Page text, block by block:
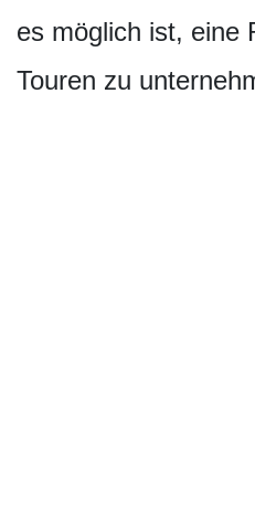
es möglich ist, eine
Touren zu